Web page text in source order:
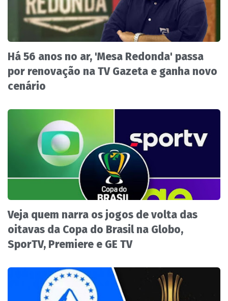
Há 56 anos no ar, 'Mesa Redonda' passa
por renovação na TV Gazeta e ganha novo
cenário
Veja quem narra os jogos de volta das
oitavas da Copa do Brasil na Globo,
SporTV, Premiere e GE TV